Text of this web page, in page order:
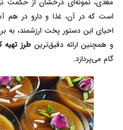
مغذی، نمونه‌ای درخشان از حکمت
است که در آن، غذا و دارو در هم
احیای این دستور پخت ارزشمند، به
و همچنین ارائه دقیق‌ترینطرز تهیه
گام می‌پردازد.